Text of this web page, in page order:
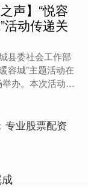
声】“悦容
活动传递关
县委社会工作部
容城”主题活动在
办。本次活动汇
城县益爱社工服
专业股票配资